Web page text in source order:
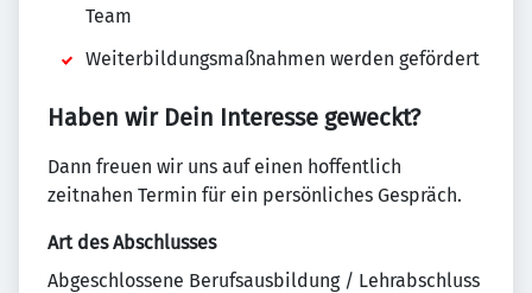
Team
Weiterbildungsmaßnahmen werden gefördert
Haben wir Dein Interesse geweckt?
Dann freuen wir uns auf einen hoffentlich
zeitnahen Termin für ein persönliches Gespräch.
Art des Abschlusses
Abgeschlossene Berufsausbildung / Lehrabschluss